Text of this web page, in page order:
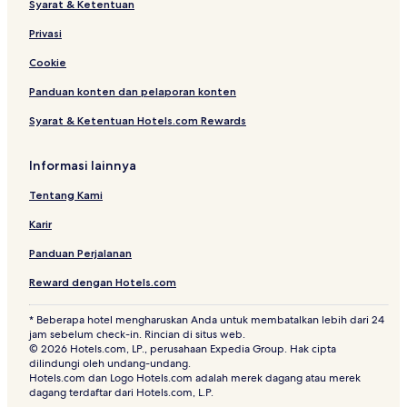
Syarat & Ketentuan
Privasi
Cookie
Panduan konten dan pelaporan konten
Syarat & Ketentuan Hotels.com Rewards
Informasi lainnya
Tentang Kami
Karir
Panduan Perjalanan
Reward dengan Hotels.com
* Beberapa hotel mengharuskan Anda untuk membatalkan lebih dari 24
jam sebelum check-in. Rincian di situs web.
© 2026 Hotels.com, LP., perusahaan Expedia Group. Hak cipta
dilindungi oleh undang-undang.
Hotels.com dan Logo Hotels.com adalah merek dagang atau merek
dagang terdaftar dari Hotels.com, L.P.